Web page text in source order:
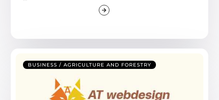
BUSINESS / AGRICULTURE AND FORESTRY